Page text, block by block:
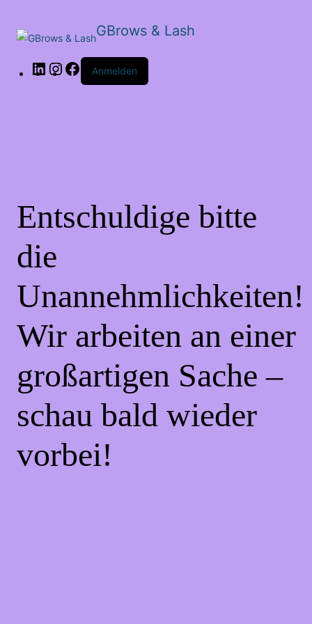
GBrows & Lash
LinkedInInstagram
Facebook
Anmelden
Entschuldige bitte
die
Unannehmlichkeiten!
Wir arbeiten an einer
großartigen Sache –
schau bald wieder
vorbei!